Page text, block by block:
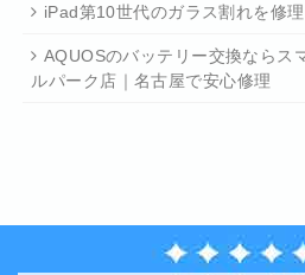
iPad第10世代のガラス割れを修
AQUOSのバッテリー交換ならス
ルパーク店｜名古屋で安心修理